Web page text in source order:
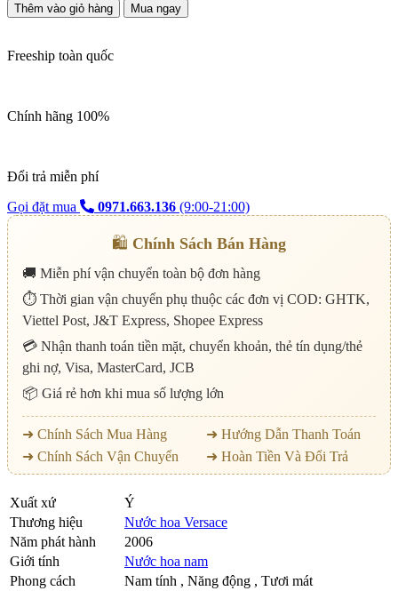
Thêm vào giỏ hàng Mua ngay
Freeship toàn quốc
Chính hãng 100%
Đổi trả miễn phí
Gọi đặt mua
0971.663.136 (9:00-21:00)
🛍️ Chính Sách Bán Hàng
🚚 Miễn phí vận chuyển toàn bộ đơn hàng
⏱️ Thời gian vận chuyển phụ thuộc các đơn vị COD: GHTK,
Viettel Post, J&T Express, Shopee Express
💳 Nhận thanh toán tiền mặt, chuyển khoản, thẻ tín dụng/thẻ
ghi nợ, Visa, MasterCard, JCB
📦 Giá rẻ hơn khi mua số lượng lớn
➜ Chính Sách Mua Hàng
➜ Hướng Dẫn Thanh Toán
➜ Chính Sách Vận Chuyển
➜ Hoàn Tiền Và Đổi Trả
Xuất xứ
Ý
Thương hiệu
Nước hoa Versace
Năm phát hành
2006
Giới tính
Nước hoa nam
Phong cách
Nam tính , Năng động , Tươi mát